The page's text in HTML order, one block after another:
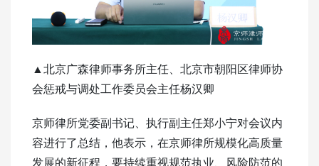
▲北京广森律师事务所主任、北京市朝阳区律师协
会惩戒与调处工作委员会主任杨汉卿
京师律所党委副书记、执行副主任郑小宁对会议内
容进行了总结，他表示，在京师律所规模化高质量
发展的新征程，要持续重视规范执业、风险防范的